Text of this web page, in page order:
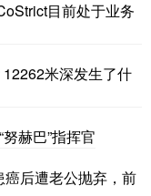
目前处于业务
米深发生了什
赫巴”指挥官
后遭老公抛弃，前